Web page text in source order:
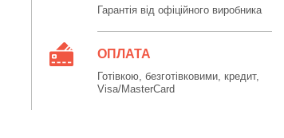
Гарантія від офіційного виробника
ОПЛАТА
Готівкою, безготівковими, кредит,
Visa/MasterCard